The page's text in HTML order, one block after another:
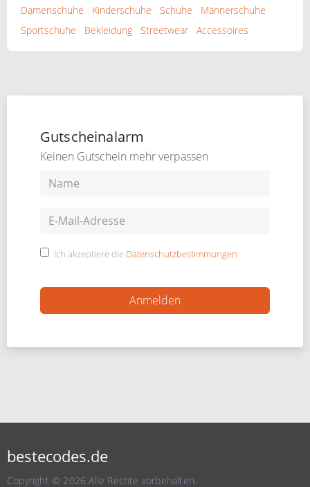
Damenschuhe Kinderschuhe Schuhe
Männerschuhe
Sportschuhe
Bekleidung Streetwear Accessoires
Gutscheinalarm
Keinen Gutschein mehr verpassen
Ich akzeptiere die Datenschutzbestimmungen
bestecodes.de
Copyright © 2026 Alle Rechte vorbehalten.